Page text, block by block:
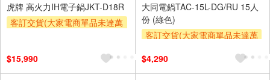
虎牌 高火力IH電子鍋JKT-D18R
客訂交貨(大家電商單品未達萬
$15,990
大同電鍋TAC-15L-DG/RU 15人
份 (綠色)
客訂交貨(大家電商單品未達萬
區費另計,實際收費以專人聯絡
報價為主)
$4,290